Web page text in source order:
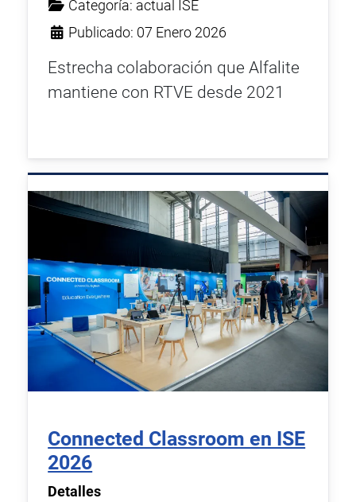
Categoría: actual ISE
Publicado: 07 Enero 2026
Estrecha colaboración que Alfalite
mantiene con RTVE desde 2021
Connected Classroom en ISE
2026
Detalles